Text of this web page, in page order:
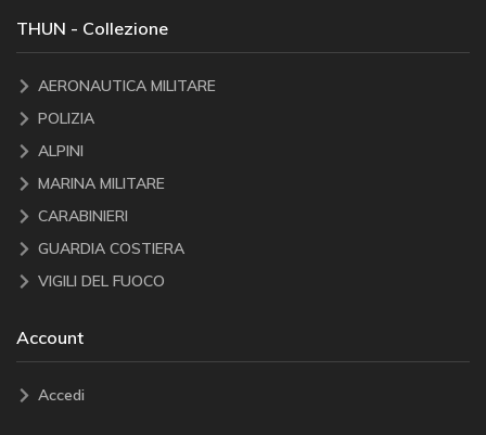
THUN - Collezione
AERONAUTICA MILITARE
POLIZIA
ALPINI
MARINA MILITARE
CARABINIERI
GUARDIA COSTIERA
VIGILI DEL FUOCO
Account
Accedi